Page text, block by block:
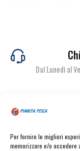
Per fornire le migliori
memorizzare e/o accedere
Dal Lunedì al